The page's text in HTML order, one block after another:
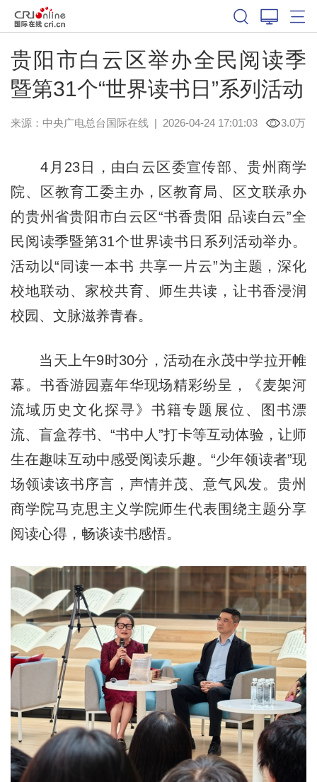
贵阳市白云区举办全民阅读季
暨第31个“世界读书日”系列活动
来源：中央广电总台国际在线| 2026-04-24 17:01:03 3.0万
4月23日，由白云区委宣传部、贵州商学
院、区教育工委主办，区教育局、区文联承办
的贵州省贵阳市白云区“书香贵阳 品读白云”全
民阅读季暨第31个世界读书日系列活动举办。
活动以“同读一本书 共享一片云”为主题，深化
校地联动、家校共育、师生共读，让书香浸润
校园、文脉滋养青春。
当天上午9时30分，活动在永茂中学拉开帷
幕。书香游园嘉年华现场精彩纷呈，《麦架河
流域历史文化探寻》书籍专题展位、图书漂
流、盲盒荐书、“书中人”打卡等互动体验，让师
生在趣味互动中感受阅读乐趣。“少年领读者”现
场领读该书序言，声情并茂、意气风发。贵州
商学院马克思主义学院师生代表围绕主题分享
阅读心得，畅谈读书感悟。